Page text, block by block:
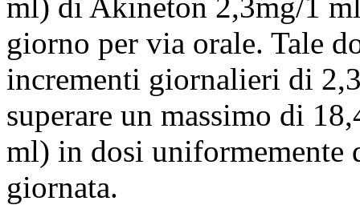
giorno per via orale. Tale
incrementi giornalieri di
superare un massimo di
ml) in dosi uniformemente
giornata.